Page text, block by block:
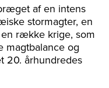
af en intens
stormagter, en
række krige, som
og
20. århundredes